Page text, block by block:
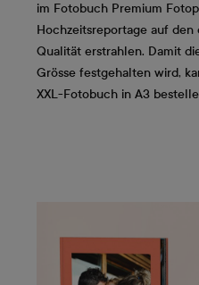
im Fotobuch Premium
Hochzeitsreportage auf
Qualität erstrahlen. Damit
Grösse festgehalten wird,
XXL-Fotobuch in A3